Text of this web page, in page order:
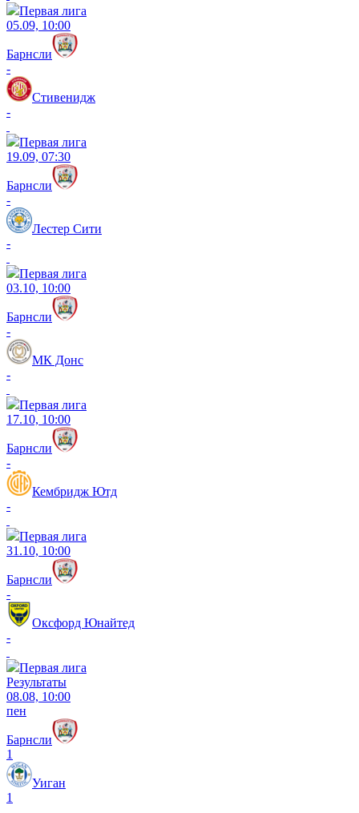
Первая лига
05.09, 10:00
Барнсли
-
Стивенидж
-
Первая лига
19.09, 07:30
Барнсли
-
Лестер Сити
-
Первая лига
03.10, 10:00
Барнсли
-
МК Донс
-
Первая лига
17.10, 10:00
Барнсли
-
Кембридж Ютд
-
Первая лига
31.10, 10:00
Барнсли
-
Оксфорд Юнайтед
-
Первая лига
Результаты
08.08, 10:00
пен
Барнсли
1
Уиган
1